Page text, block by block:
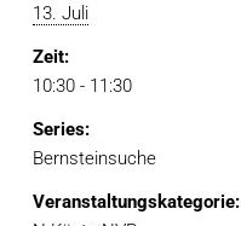
13. Juli
Zeit:
10:30 - 11:30
Series:
Bernsteinsuche
Veranstaltungskategorie: